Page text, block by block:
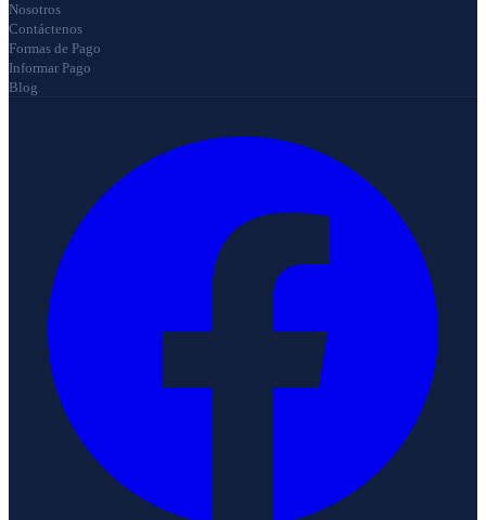
Nosotros
Contáctenos
Formas de Pago
Informar Pago
Blog